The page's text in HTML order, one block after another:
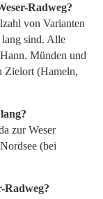
Radweg?
von Varianten
lang sind. Alle
Münden und
Zielort (Hameln,
zur Weser
(bei
Radweg?